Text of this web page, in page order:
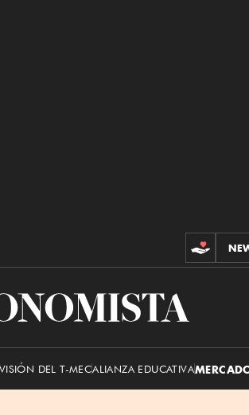
El
DEL T-MECALIANZA EDUCATIVA